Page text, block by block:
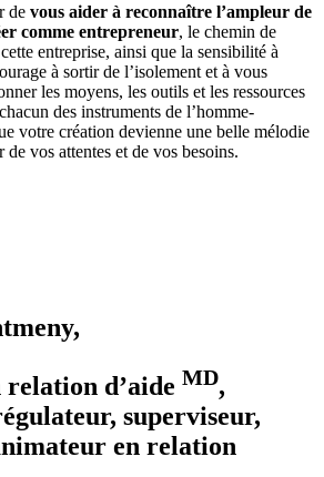
de vous aider à reconnaître l’ampleur de
comme entrepreneur, le chemin de
entreprise, ainsi que la sensibilité à
à sortir de l’isolement et à vous
les moyens, les outils et les ressources
des instruments de l’homme-
votre création devienne une belle mélodie
de vos attentes et de vos besoins.
,
d’aide MD,
superviseur,
en relation